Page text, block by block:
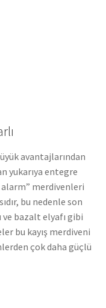
avantajlarından
yukarıya entegre
alarm” merdivenleri
bu nedenle son
ve bazalt elyafı gibi
bu kayış merdiveni
çok daha güçlü